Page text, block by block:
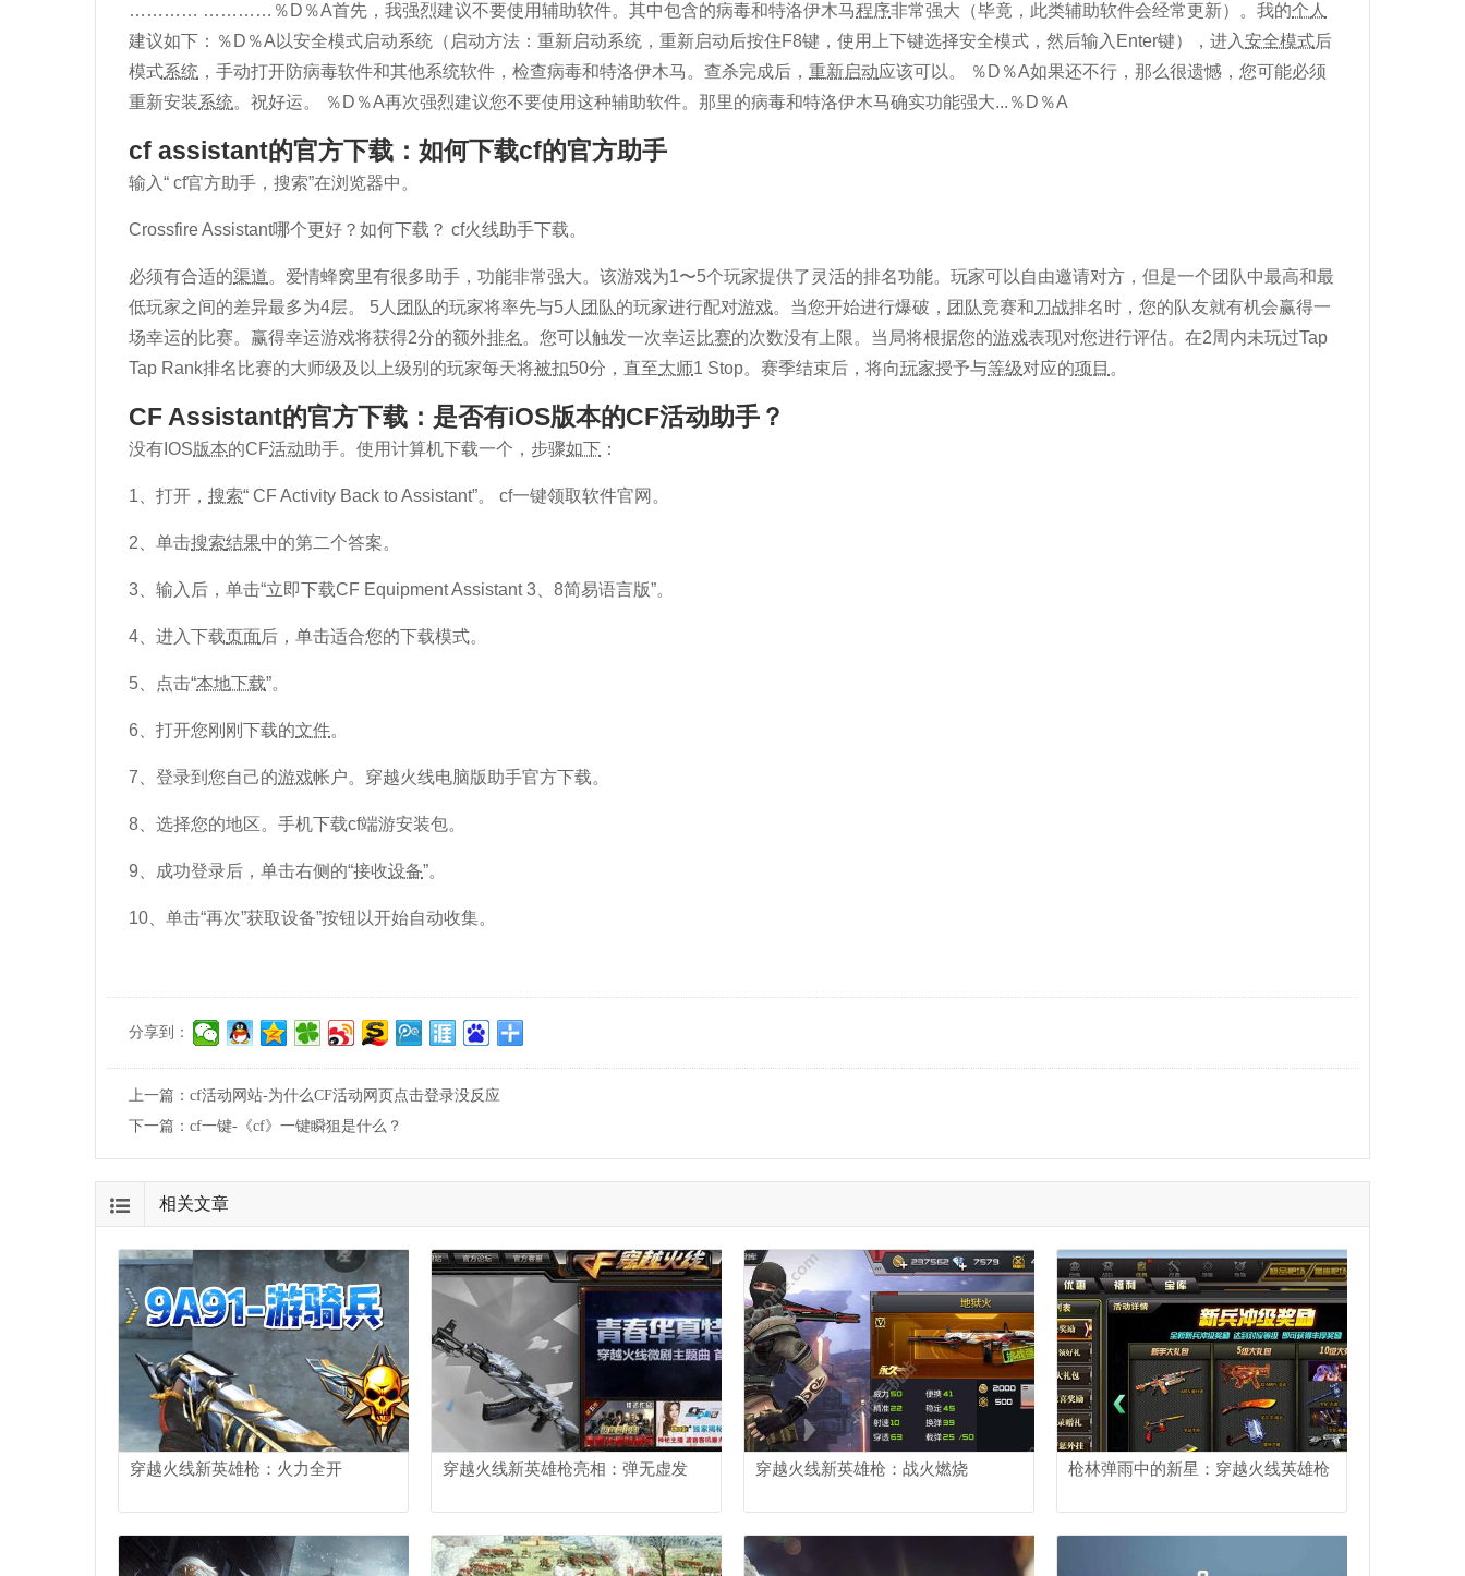
………… …………％D％A首先，我强烈建议不要使用辅助软件。其中包含的病毒和特洛伊木马程序非常强大（毕竟，此类辅助软件会经常更新）。我的个人
建议如下：％D％A以安全模式启动系统（启动方法：重新启动系统，重新启动后按住F8键，使用上下键选择安全模式，然后输入Enter键），进入安全模式后
模式系统 ，手动打开防病毒软件和其他系统软件，检查病毒和特洛伊木马。查杀完成后， 重新启动应该可以。 ％D％A如果还不行，那么很遗憾，您可能必须
重新安装系统。祝好运。 ％D％A再次强烈建议您不要使用这种辅助软件。那里的病毒和特洛伊木马确实功能强大...％D％A
cf assistant的官方下载：如何下载cf的官方助手
输入“ cf官方助手，搜索”在浏览器中。
Crossfire Assistant哪个更好？如何下载？ cf火线助手下载。
必须有合适的渠道。爱情蜂窝里有很多助手，功能非常强大。该游戏为1〜5个玩家提供了灵活的排名功能。玩家可以自由邀请对方，但是一个团队中最高和最
低玩家之间的差异最多为4层。 5人 团队 的玩家将率先与5人 团队 的玩家进行配对游戏。当您开始进行爆破， 团队竞赛和刀战排名时，您的队友就有机会赢得一
场幸运的比赛。赢得幸运游戏将获得2分的额外排名 。您可以触发一次幸运比赛的次数没有上限。当局将根据您的游戏表现对您进行评估。在2周内未玩过Tap
Tap Rank排名比赛的大师级及以上级别的玩家每天将被扣50分，直至大师1 Stop。赛季结束后，将向玩家授予与等级对应的项目 。
CF Assistant的官方下载：是否有iOS版本的CF活动助手？
没有IOS版本的CF活动助手。使用计算机下载一个，步骤如下 ：
1、打开， 搜索“ CF Activity Back to Assistant”。 cf一键领取软件官网。
2、单击搜索结果中的第二个答案。
3、输入后，单击“立即下载CF Equipment Assistant 3、8简易语言版”。
4、进入下载页面后，单击适合您的下载模式。
5、点击“本地下载”。
6、打开您刚刚下载的文件。
7、登录到您自己的游戏帐户。穿越火线电脑版助手官方下载。
8、选择您的地区。手机下载cf端游安装包。
9、成功登录后，单击右侧的“接收设备”。
10、单击“再次”获取设备”按钮以开始自动收集。
分享到：
上一篇： cf活动网站-为什么CF活动网页点击登录没反应
下一篇： cf一键-《cf》一键瞬狙是什么？
相关文章
穿越火线新英雄枪：火力全开 穿越火线新英雄枪亮相：弹无虚发 穿越火线新英雄枪：战火燃烧 枪林弹雨中的新星：穿越火线英雄枪